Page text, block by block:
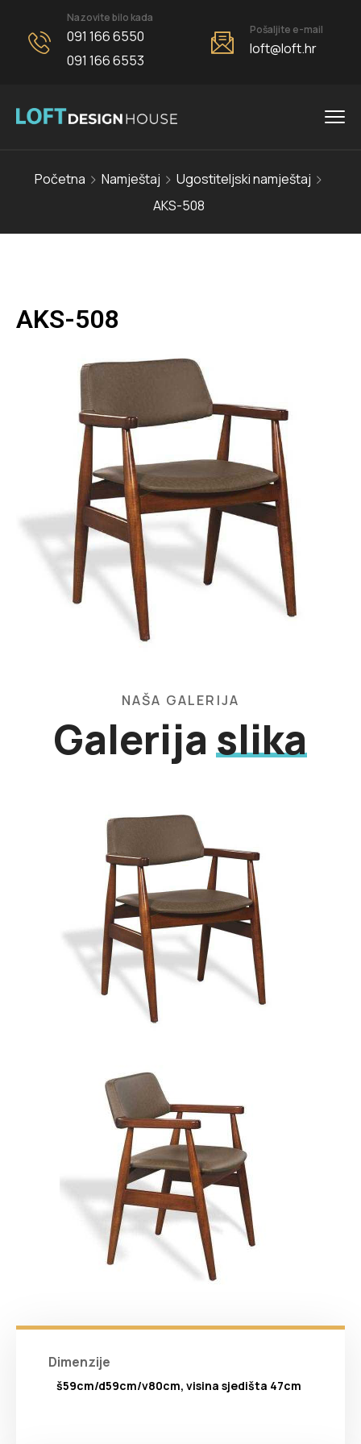
Nazovite bilo kada
091 166 6550
091 166 6553
Pošaljite e-mail
loft@loft.hr
Početna Namještaj
Ugostiteljski namještaj
AKS-508
AKS-508
NAŠA GALERIJA
Galerijaslika
Dimenzije
š59cm/d59cm/v80cm, visina sjedišta 47cm